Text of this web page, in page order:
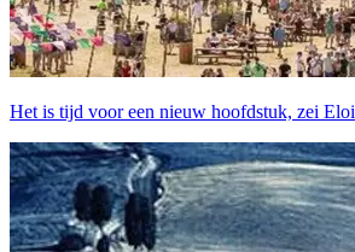
Het is tijd voor een nieuw hoofdstuk, zei Eloi